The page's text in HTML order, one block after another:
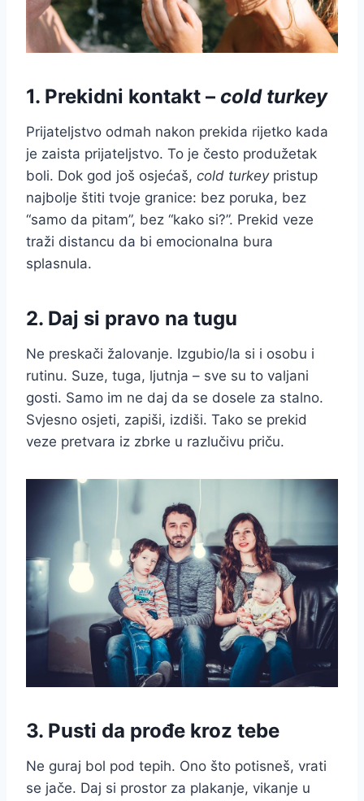
1. Prekidni kontakt – cold turkey
Prijateljstvo odmah nakon prekida rijetko kada
je zaista prijateljstvo. To je često produžetak
boli. Dok god još osjećaš, cold turkeypristup
najbolje štiti tvoje granice: bez poruka, bez
“samo da pitam”, bez “kako si?”. Prekid veze
traži distancu da bi emocionalna bura
splasnula.
2. Daj si pravo na tugu
Ne preskači žalovanje. Izgubio/la si i osobu i
rutinu. Suze, tuga, ljutnja – sve su to valjani
gosti. Samo im ne daj da se dosele za stalno.
Svjesno osjeti, zapiši, izdiši. Tako se prekid
veze pretvara iz zbrke u razlučivu priču.
3. Pusti da prođe kroz tebe
Ne guraj bol pod tepih. Ono što potisneš, vrati
se jače. Daj si prostor za plakanje, vikanje u